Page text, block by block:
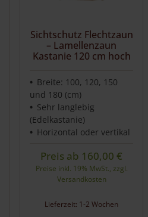
Sichtschutz Flechtzaun
– Lamellenzaun
Kastanie 120 cm hoch
Breite: 100, 120, 150
und 180 (cm)
Sehr langlebig
(Edelkastanie)
Horizontal oder vertikal
Preis ab 160,00 €
Preise inkl. 19% MwSt., zzgl.
Versandkosten
Lieferzeit: 1-2 Wochen